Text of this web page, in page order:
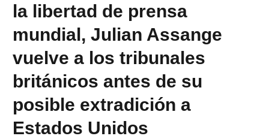
la libertad de prensa
mundial, Julian Assange
vuelve a los tribunales
británicos antes de su
posible extradición a
Estados Unidos